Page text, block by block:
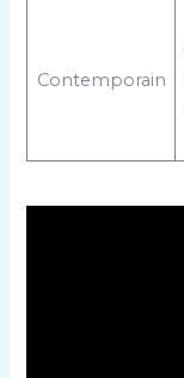
Contemporain